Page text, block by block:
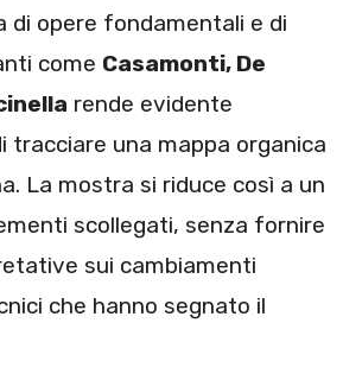
di opere fondamentali e di
come Casamonti, De
rende evidente
tracciare una mappa organica
La mostra si riduce così a un
scollegati, senza fornire
sui cambiamenti
che hanno segnato il